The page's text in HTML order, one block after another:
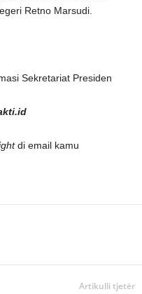
Retno Marsudi.
Sekretariat Presiden
di email kamu
Artikulli tjetër